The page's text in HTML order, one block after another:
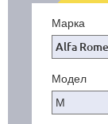
Марка
Модел